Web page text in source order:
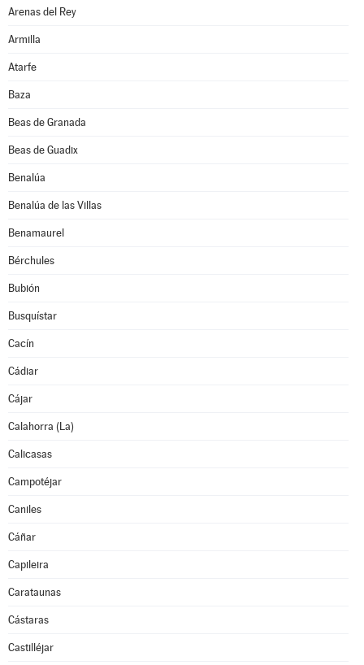
Arenas del Rey
Armilla
Atarfe
Baza
Beas de Granada
Beas de Guadix
Benalúa
Benalúa de las Villas
Benamaurel
Bérchules
Bubión
Busquístar
Cacín
Cádiar
Cájar
Calahorra (La)
Calicasas
Campotéjar
Caniles
Cáñar
Capileira
Carataunas
Cástaras
Castilléjar